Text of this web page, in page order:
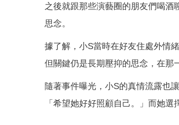
之後就跟那些演藝圈的朋友們喝酒
思念。
據了解，小S當時在好友住處外情
但關鍵仍是長期壓抑的思念，在那
隨著事件曝光，小S的真情流露也
「希望她好好照顧自己。」而她